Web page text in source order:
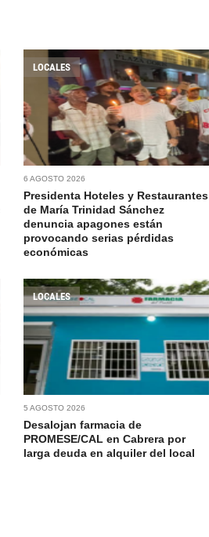
LOCALES
6 AGOSTO 2026
Presidenta Hoteles y Restaurantes
de María Trinidad Sánchez
denuncia apagones están
provocando serias pérdidas
económicas
LOCALES
5 AGOSTO 2026
Desalojan farmacia de
PROMESE/CAL en Cabrera por
larga deuda en alquiler del local